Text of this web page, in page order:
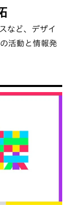
など、デザイ
活動と情報発